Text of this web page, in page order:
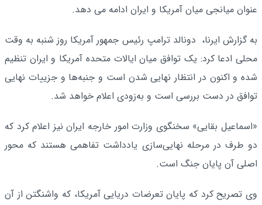
عنوان میانجی میان آمریکا و ایران ادامه می دهد.
به گزارش ایرنا، ‌ دونالد ترامپ رئیس جمهور آمریکا روز شنبه به وقت
محلی ادعا کرد: یک توافق میان ایالات متحده آمریکا و ایران تنظیم
شده و اکنون در انتظار نهایی شدن است و جنبه‌ها و جزییات نهایی
توافق در دست بررسی است و به‌زودی اعلام خواهد شد.
«اسماعیل بقایی» سخنگوی وزارت امور خارجه ایران نیز اعلام کرد که
دو طرف در مرحله نهایی‌سازی یادداشت تفاهمی هستند که محور
اصلی آن پایان جنگ است.
وی تصریح کرد که پایان تعرضات دریایی آمریکا، که واشنگتن از آن